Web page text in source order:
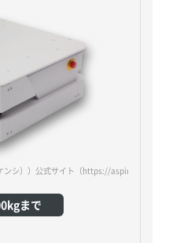
ンシ））公式サイト （https://aspina-
まで